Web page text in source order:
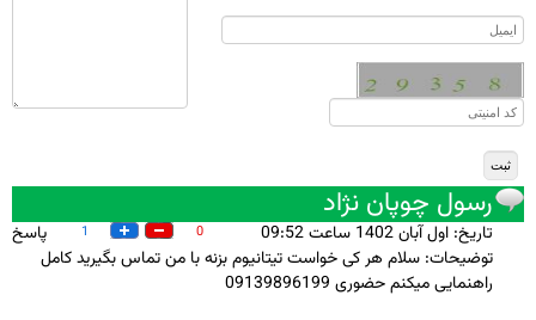
رسول چوپان نژاد
تاريخ: اول آبان 1402 ساعت 09:52 پاسخ 1 0
توضيحات: سلام هر کی خواست تیتانیوم بزنه با من تماس بگیرید کامل
راهنمایی میکنم حضوری 09139896199